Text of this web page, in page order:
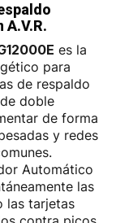
es la
para
de respaldo
doble
de forma
y redes
Automático
las
las tarjetas